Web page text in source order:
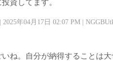
資してます。
2025年04月17日 02:07 PM |
ね。自分が納得することは